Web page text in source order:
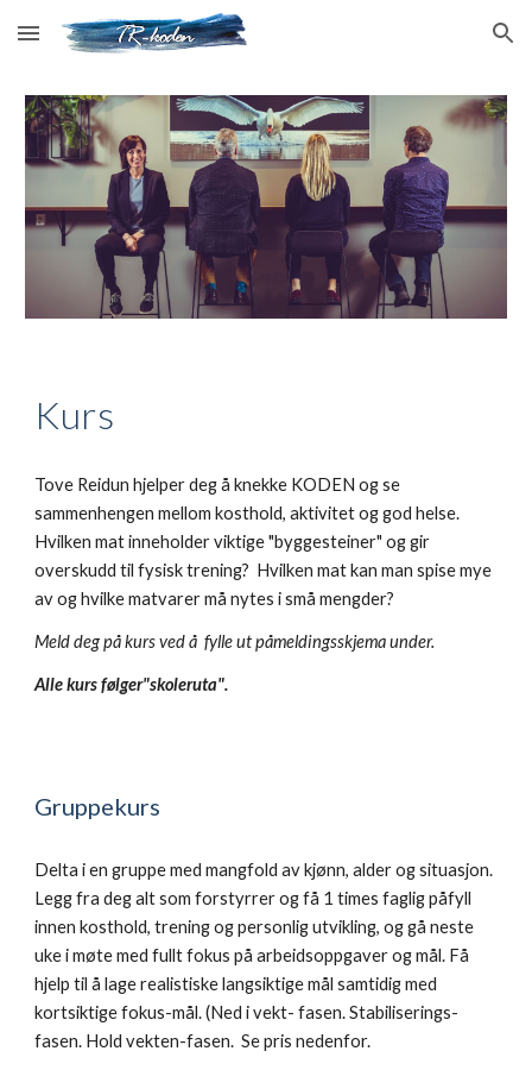
Skip to main content Skip to navigation
Kurs
Tove Reidun hjelper deg å knekke KODEN og se
sammenhengen mellom kosthold, aktivitet og god helse.
Hvilken mat inneholder viktige "byggesteiner" og gir
overskudd til fysisk trening? Hvilken mat kan man spise mye
av og hvilke matvarer må nytes i små mengder?
Meld deg på kurs ved å fylle ut påmeldingsskjema under.
Alle kurs følger"skoleruta".
Gruppekurs
Delta i en gruppe med mangfold av kjønn, alder og situasjon.
Legg fra deg alt som forstyrrer og få 1 times faglig påfyll
innen kosthold, trening og personlig utvikling, og gå neste
uke i møte med fullt fokus på arbeidsoppgaver og mål. Få
hjelp til å lage realistiske langsiktige mål samtidig med
kortsiktige fokus-mål. (Ned i vekt- fasen. Stabiliserings-
fasen. Hold vekten-fasen. Se pris nedenfor.